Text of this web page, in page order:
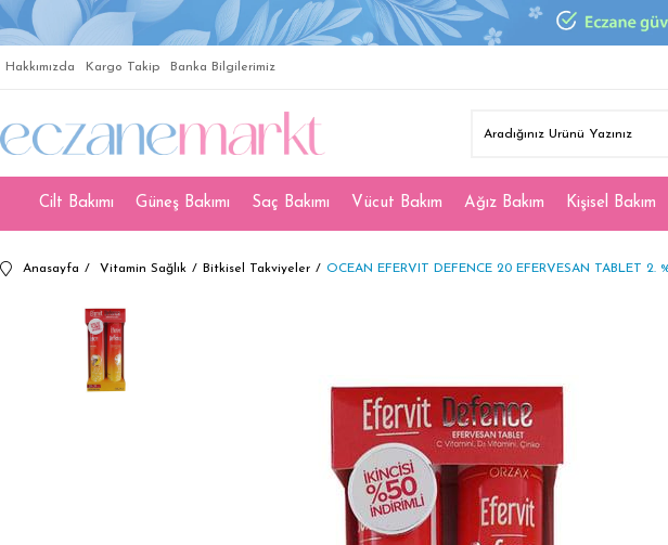
Hakkımızda Kargo Takip Banka Bilgilerimiz
Cilt Bakımı Güneş Bakımı Saç Bakımı Vücut Bakım Ağız Bakım Kişisel Bakım
Anasayfa Vitamin Sağlık Bitkisel Takviyeler OCEAN EFERVIT DEFENCE 20 EFERVESAN TABLET 2.